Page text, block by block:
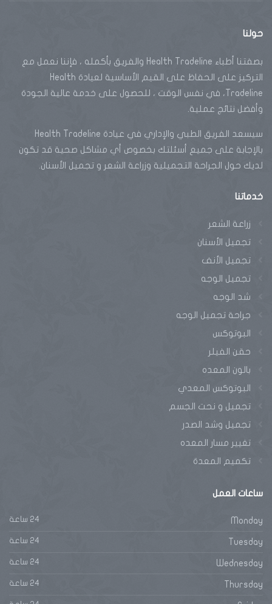
حولنا
بصفتنا أطباء Health Tradeline والفريق بأكمله ، فإننا نعمل مع
التركيز على الحفاظ على القيم الأساسية لعيادة Health
Tradeline، في نفس الوقت ، للحصول على خدمة عالية الجودة
وأفضل نتائج عملية.
سيسعد الفريق الطبي والإداري في عيادة Health Tradeline
بالإجابة على جميع أسئلتك بخصوص أي مشاكل صحية قد تكون
لديك حول الجراحة التجميلية وزراعة الشعر و تجميل الأسنان.
خدماتنا
زراعة الشعر
تجميل الأسنان
تجميل الأنف
تجميل الوجه
شد الوجه
جراحة تجميل الوجه
البوتوكس
حقن الفيلر
بالون المعده
البوتوكس المعدي
تجميل و نحت الجسم
تجميل وشد الصدر
تغيير مسار المعده
تكميم المعدة
ساعات العمل
Monday 24 ساعة
Tuesday 24 ساعة
Wednesday 24 ساعة
Thursday 24 ساعة